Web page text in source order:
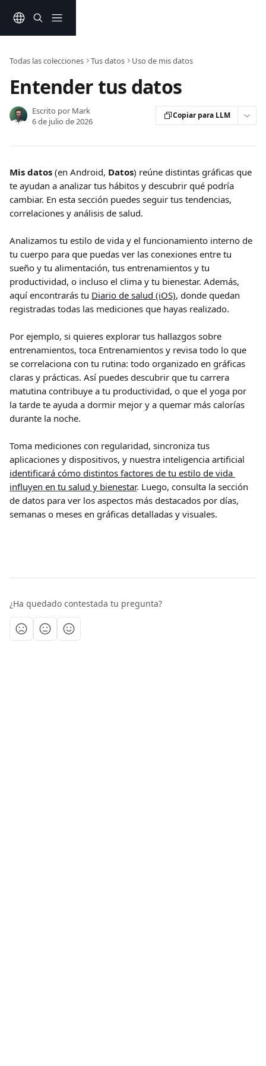
Todas las colecciones Tus datos Uso de mis datos
Entender tus datos
Escrito por Mark
6 de julio de 2026
Copiar para LLM
Mis datos (en Android, Datos) reúne distintas gráficas que
te ayudan a analizar tus hábitos y descubrir qué podría
cambiar. En esta sección puedes seguir tus tendencias,
correlaciones y análisis de salud.
Analizamos tu estilo de vida y el funcionamiento interno de
tu cuerpo para que puedas ver las conexiones entre tu
sueño y tu alimentación, tus entrenamientos y tu
productividad, o incluso el clima y tu bienestar. Además,
aquí encontrarás tu Diario de salud (iOS), donde quedan
registradas todas las mediciones que hayas realizado.
Por ejemplo, si quieres explorar tus hallazgos sobre
entrenamientos, toca Entrenamientos y revisa todo lo que
se correlaciona con tu rutina: todo organizado en gráficas
claras y prácticas. Así puedes descubrir que tu carrera
matutina contribuye a tu productividad, o que el yoga por
la tarde te ayuda a dormir mejor y a quemar más calorías
durante la noche.
Toma mediciones con regularidad, sincroniza tus
aplicaciones y dispositivos, y nuestra inteligencia artificial
identificará cómo distintos factores de tu estilo de vida
influyen en tu salud y bienestar. Luego, consulta la sección
de datos para ver los aspectos más destacados por días,
semanas o meses en gráficas detalladas y visuales.
¿Ha quedado contestada tu pregunta?